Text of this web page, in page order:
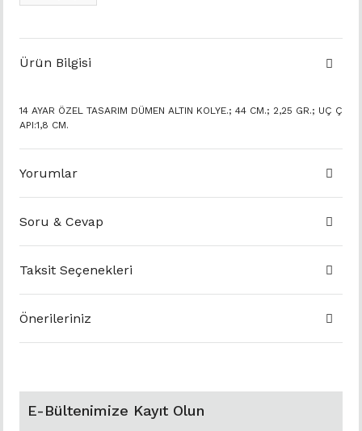
Ürün Bilgisi
14 AYAR ÖZEL TASARIM DÜMEN ALTIN KOLYE.; 44 CM.; 2,25 GR.; UÇ Ç
API:1,8 CM.
Yorumlar
Soru & Cevap
Taksit Seçenekleri
Önerileriniz
E-Bültenimize Kayıt Olun